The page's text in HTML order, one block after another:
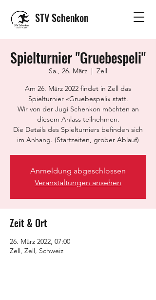
STV Schenkon
Spielturnier "Gruebespeli"
Sa., 26. März
  |
Zell
Am 26. März 2022 findet in Zell das
Spielturnier «Gruebespeli» statt.
Wir von der Jugi Schenkon möchten an
diesem Anlass teilnehmen.
Die Details des Spielturniers befinden sich
Anmeldung abgeschlossen
Veranstaltungen ansehen
Zeit & Ort
26. März 2022, 07:00
Zell, Zell, Schweiz